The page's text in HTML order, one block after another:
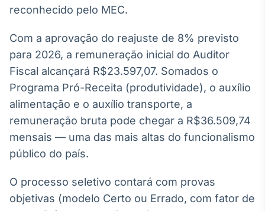
Crédito
Em breve
reconhecido pelo MEC.
Com a aprovação do reajuste de 8% previsto
para 2026, a remuneração inicial do Auditor
Fiscal alcançará R$23.597,07. Somados o
Programa Pró-Receita (produtividade), o auxílio
alimentação e o auxílio transporte, a
remuneração bruta pode chegar a R$36.509,74
mensais — uma das mais altas do funcionalismo
público do país.
O processo seletivo contará com provas
objetivas (modelo Certo ou Errado, com fator de